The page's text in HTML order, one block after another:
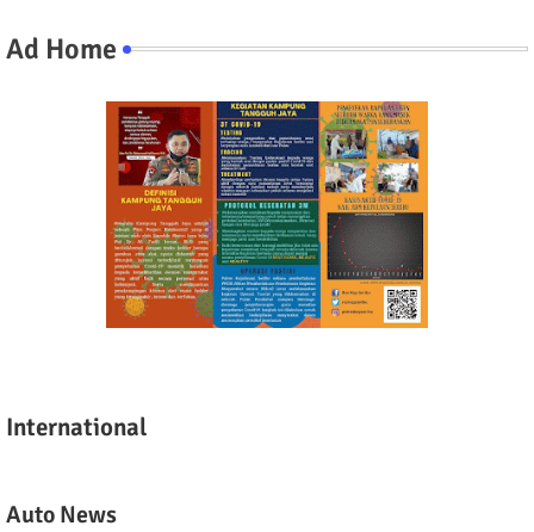
Ad Home
International
Auto News